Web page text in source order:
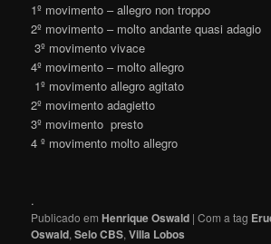
1º movimento – allegro non troppo
2º movimento – molto andante quasi adagio
3º movimento vivace
4º movimento – molto allegro
1º movimento allegro agitato
2º movimento adagietto
3º movimento presto
4 º movimento molto allegro
.
Publicado em Henrique Oswald |Com a tag
Oswald,Selo CBS,Villa Lobos